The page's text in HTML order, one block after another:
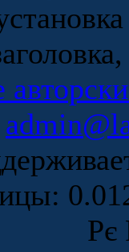
Рє